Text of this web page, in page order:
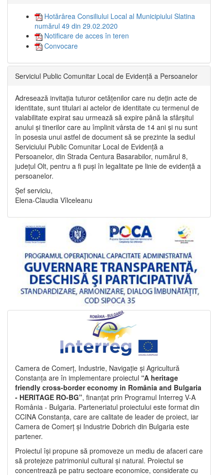
Hotărârea Consiliului Local al Municipiului Slatina
numărul 49 din 29.02.2020
Notificare de acces în teren
Convocare
Serviciul Public Comunitar Local de Evidență a Persoanelor
Adresează invitația tuturor cetățenilor care nu dețin acte de
identitate, sunt titulari ai actelor de identitate cu termenul de
valabilitate expirat sau urmează să expire până la sfârșitul
anului și tinerilor care au împlinit vârsta de 14 ani și nu sunt
în posesia unui astfel de document să se prezinte la sediul
Serviciului Public Comunitar Local de Evidență a
Persoanelor, din Strada Centura Basarabilor, numărul 8,
județul Olt, pentru a fi puși în legalitate pe linie de evidență a
persoanelor.
Șef serviciu,
Elena-Claudia Vîlceleanu
Camera de Comerț, Industrie, Navigație și Agricultură
Constanța are în implementare proiectul “A heritage
friendly cross-border economy in România and Bulgaria
- HERITAGE RO-BG”, finanțat prin Programul Interreg V-A
România - Bulgaria. Parteneriatul proiectului este format din
CCINA Constanța, care are calitate de leader de proiect, iar
Camera de Comerț și Industrie Dobrich din Bulgaria este
partener.
Proiectul își propune să promoveze un mediu de afaceri care
să protejeze patrimoniul cultural și natural. Proiectul se
concentrează pe patru sectoare economice, considerate cu